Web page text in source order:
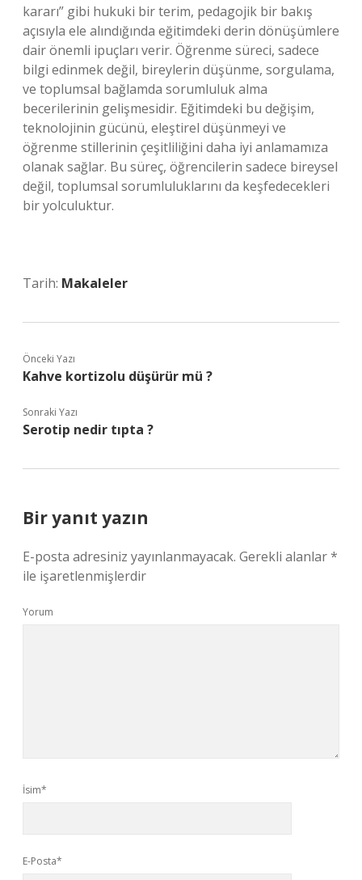
kararı” gibi hukuki bir terim, pedagojik bir bakış
açısıyla ele alındığında eğitimdeki derin dönüşümlere
dair önemli ipuçları verir. Öğrenme süreci, sadece
bilgi edinmek değil, bireylerin düşünme, sorgulama,
ve toplumsal bağlamda sorumluluk alma
becerilerinin gelişmesidir. Eğitimdeki bu değişim,
teknolojinin gücünü, eleştirel düşünmeyi ve
öğrenme stillerinin çeşitliliğini daha iyi anlamamıza
olanak sağlar. Bu süreç, öğrencilerin sadece bireysel
değil, toplumsal sorumluluklarını da keşfedecekleri
bir yolculuktur.
Tarih: Makaleler
Önceki Yazı
Kahve kortizolu düşürür mü ?
Sonraki Yazı
Serotip nedir tıpta ?
Bir yanıt yazın
E-posta adresiniz yayınlanmayacak. Gerekli alanlar*
ile işaretlenmişlerdir
Yorum
İsim*
E-Posta*